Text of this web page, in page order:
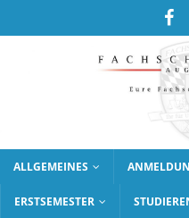
ALLGEMEINES
ERSTSEMESTER